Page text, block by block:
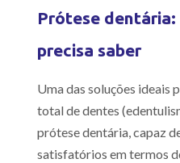
Prótese
precisa saber
Uma das soluções ideais
total de dentes
prótese dentária, capaz
satisfatórios em termos